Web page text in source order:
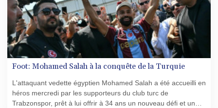
Foot: Mohamed Salah à la conquête de la Turquie
L'attaquant vedette égyptien Mohamed Salah a été accueilli en
héros mercredi par les supporteurs du club turc de
Trabzonspor, prêt à lui offrir à 34 ans un nouveau défi et un